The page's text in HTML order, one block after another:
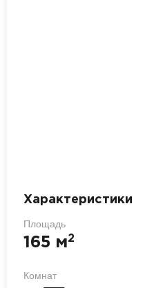
Характеристики
Площадь
165 м2
Комнат